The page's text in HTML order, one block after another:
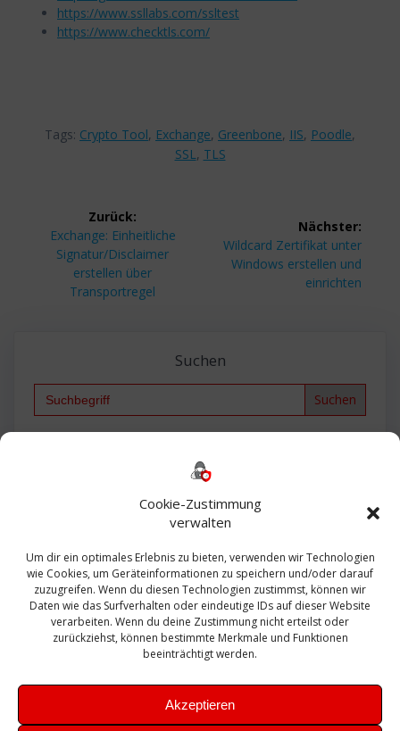
Cookie-Zustimmung
verwalten
Um dir ein optimales Erlebnis zu bieten, verwenden wir Technologien
wie Cookies, um Geräteinformationen zu speichern und/oder darauf
zuzugreifen. Wenn du diesen Technologien zustimmst, können wir
Daten wie das Surfverhalten oder eindeutige IDs auf dieser Website
verarbeiten. Wenn du deine Zustimmung nicht erteilst oder
zurückziehst, können bestimmte Merkmale und Funktionen
beeinträchtigt werden.
Akzeptieren
https://www.ssllabs.com/ssltest
https://www.checktls.com/
Tags: Crypto Tool, Exchange, Greenbone, IIS, Poodle,
SSL, TLS
Beitragsnavigation
Zurück:
Vorheriger
Beitrag:
Exchange: Einheitliche
Signatur/Disclaimer
erstellen über
Transportregel
Nächster:
Nächster
Beitrag:
Wildcard Zertifikat unter
Windows erstellen und
einrichten
Suchen
Search
Bautagebuch
Exchange firewall Fritzbox
Microsoft
Sanierung SBS Security Server Sicherheit
Sicherung SIEM Sophos SSL Ubuntu
Update Upgrade UTM VCenter VCSA Veeam
VMWare VPN WAZUH Windows
Zertifikat